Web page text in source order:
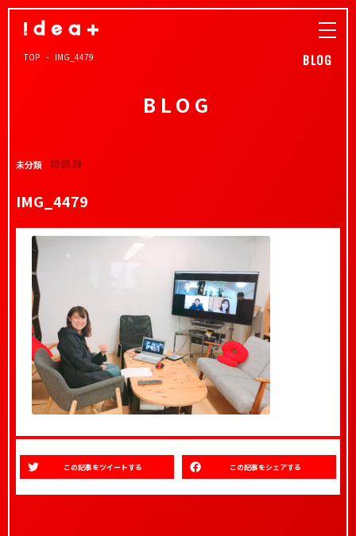
BLOG
TOP IMG_4479
BLOG
未分類 20.05.29
IMG_4479
この記事をツイートする この記事をシェアする